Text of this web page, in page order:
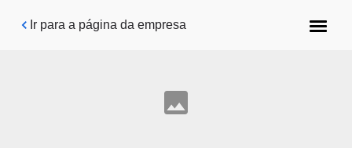
Pular para o conteúdo principal
Ir para a página da empresa